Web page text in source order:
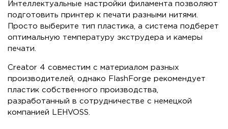
Интеллектуальные настройки филамента позволяют
подготовить принтер к печати разными нитями.
Просто выберите тип пластика, а система подберет
оптимальную температуру экструдера и камеры
печати.
Creator 4 совместим с материалом разных
производителей, однако FlashForge рекомендует
пластик собственного производства,
разработанный в сотрудничестве с немецкой
компанией LEHVOSS.